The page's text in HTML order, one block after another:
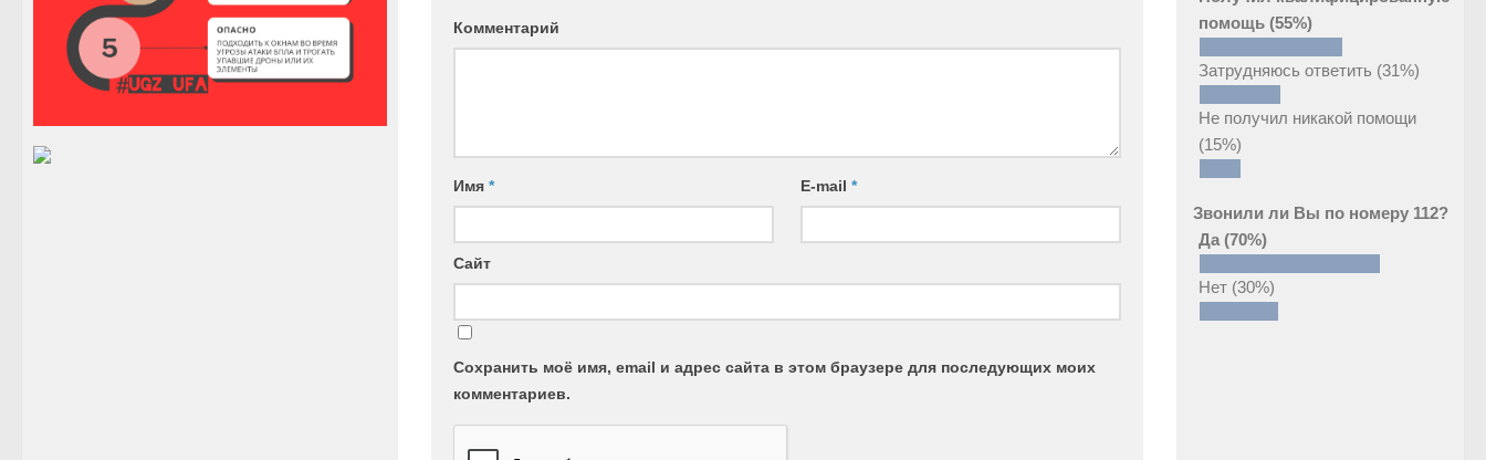
Комментарий
Имя * E-mail*
Сайт
Сохранить моё имя, email и адрес сайта в этом браузере для последующих моих
комментариев.
помощь (55%)
Затрудняюсь ответить (31%)
Не получил никакой помощи
(15%)
Звонили ли Вы по номеру 112?
Да (70%)
Нет (30%)